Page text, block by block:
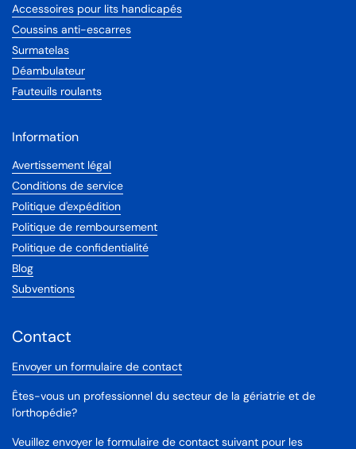
Accessoires pour lits handicapés
Coussins anti-escarres
Surmatelas
Déambulateur
Fauteuils roulants
Information
Avertissement légal
Conditions de service
Politique d'expédition
Politique de remboursement
Politique de confidentialité
Blog
Subventions
Contact
Envoyer un formulaire de contact
Êtes-vous un professionnel du secteur de la gériatrie et de
l'orthopédie?
Veuillez envoyer le formulaire de contact suivant pour les